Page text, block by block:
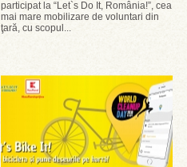
participat la “Let`s Do It, România!”, cea
mai mare mobilizare de voluntari din
ţară, cu scopul...